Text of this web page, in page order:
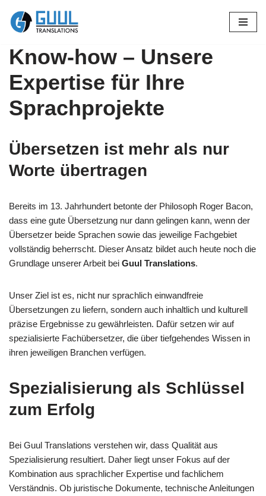
Zum
springen
Know-how – Unsere
Expertise für Ihre
Sprachprojekte
Übersetzen ist mehr als nur
Worte übertragen
Bereits im 13. Jahrhundert betonte der Philosoph Roger Bacon,
dass eine gute Übersetzung nur dann gelingen kann, wenn der
Übersetzer beide Sprachen sowie das jeweilige Fachgebiet
vollständig beherrscht. Dieser Ansatz bildet auch heute noch die
Grundlage unserer Arbeit bei Guul Translations.
Unser Ziel ist es, nicht nur sprachlich einwandfreie
Übersetzungen zu liefern, sondern auch inhaltlich und kulturell
präzise Ergebnisse zu gewährleisten. Dafür setzen wir auf
spezialisierte Fachübersetzer, die über tiefgehendes Wissen in
ihren jeweiligen Branchen verfügen.
Spezialisierung als Schlüssel
zum Erfolg
Bei Guul Translations verstehen wir, dass Qualität aus
Spezialisierung resultiert. Daher liegt unser Fokus auf der
Kombination aus sprachlicher Expertise und fachlichem
Verständnis. Ob juristische Dokumente, technische Anleitungen